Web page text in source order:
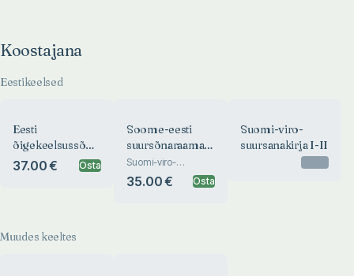
Koostajana
Eestikeelsed
Eesti
õigekeelsussõnaraamat
2025
37.00 € Osta
Soome-eesti
suursõnaraamat
(1.-2. köide)
Suomi-viro-
suursanakirja
35.00 € Osta
Suomi-viro-
suursanakirja I-II
Muudes keeltes